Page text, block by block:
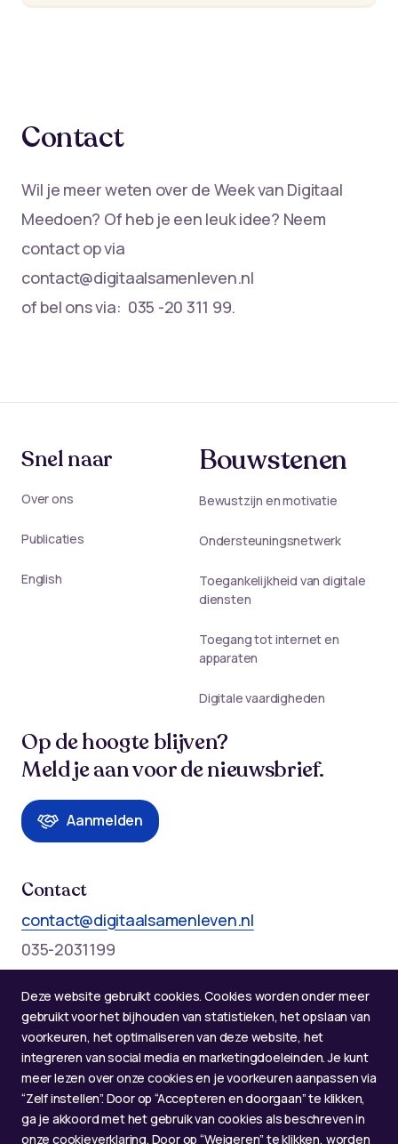
Deze website gebruikt cookies. Cookies worden onder meer
gebruikt voor het bijhouden van statistieken, het opslaan van
voorkeuren, het optimaliseren van deze website, het
integreren van social media en marketingdoeleinden. Je kunt
meer lezen over onze cookies en je voorkeuren aanpassen via
“Zelf instellen”. Door op “Accepteren en doorgaan” te klikken,
ga je akkoord met het gebruik van cookies als beschreven in
onze cookieverklaring. Door op “Weigeren” te klikken, worden
Contact
Wil je meer weten over de Week van Digitaal
Meedoen? Of heb je een leuk idee? Neem
contact op via
contact@digitaalsamenleven.nl
of bel ons via: 035 -20 311 99.
Snel naar
Over ons
Publicaties
English
Bouwstenen
Bewustzijn en motivatie
Ondersteuningsnetwerk
Toegankelijkheid van digitale
diensten
Toegang tot internet en
apparaten
Digitale vaardigheden
Op de hoogte blijven?
Meld je aan voor de nieuwsbrief.
Aanmelden
Contact
contact@digitaalsamenleven.nl
035-2031199
Maandag t/m donderdag: 09:00 - 12:00 en 13:00 - 17:00